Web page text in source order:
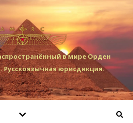
в мире Орден
Русскоязычная юрисдикция.